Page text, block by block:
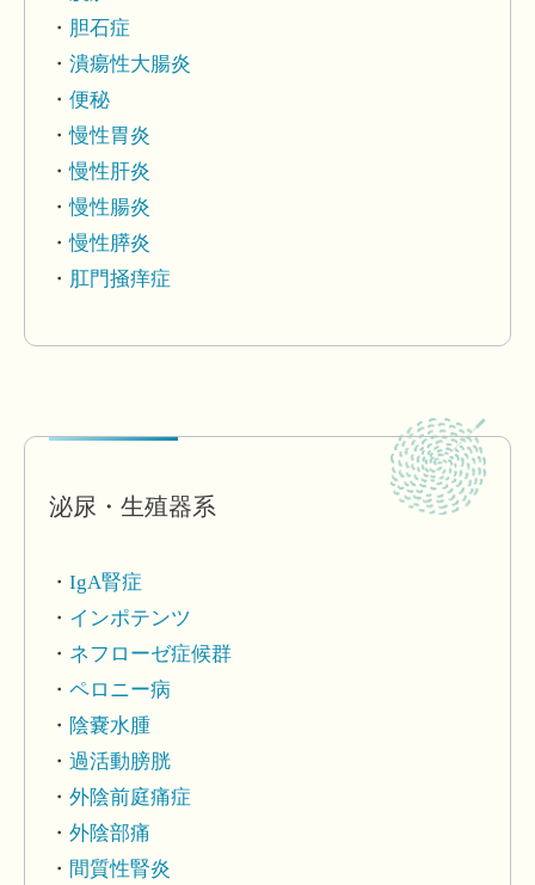
胆石症
潰瘍性大腸炎
便秘
慢性胃炎
慢性肝炎
慢性腸炎
慢性膵炎
肛門掻痒症
泌尿・生殖器系
IgA腎症
インポテンツ
ネフローゼ症候群
ペロニー病
陰嚢水腫
過活動膀胱
外陰前庭痛症
外陰部痛
間質性腎炎